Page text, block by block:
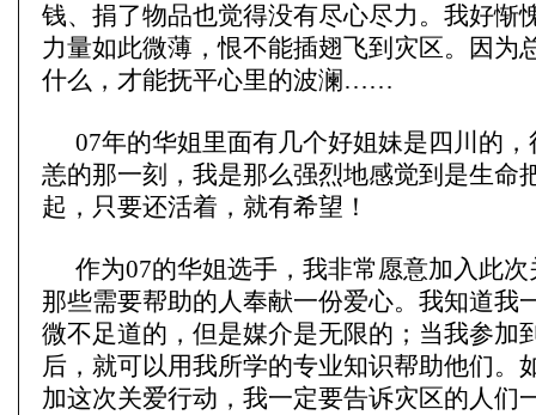
钱、捐了物品也觉得没有尽心尽力。我好惭
力量如此微薄，恨不能插翅飞到灾区。因为
什么，才能抚平心里的波澜……
07年的华姐里面有几个好姐妹是四川的
恙的那一刻，我是那么强烈地感觉到是生命
起，只要还活着，就有希望！
作为07的华姐选手，我非常愿意加入此
那些需要帮助的人奉献一份爱心。我知道我
微不足道的，但是媒介是无限的；当我参加
后，就可以用我所学的专业知识帮助他们。
加这次关爱行动，我一定要告诉灾区的人们